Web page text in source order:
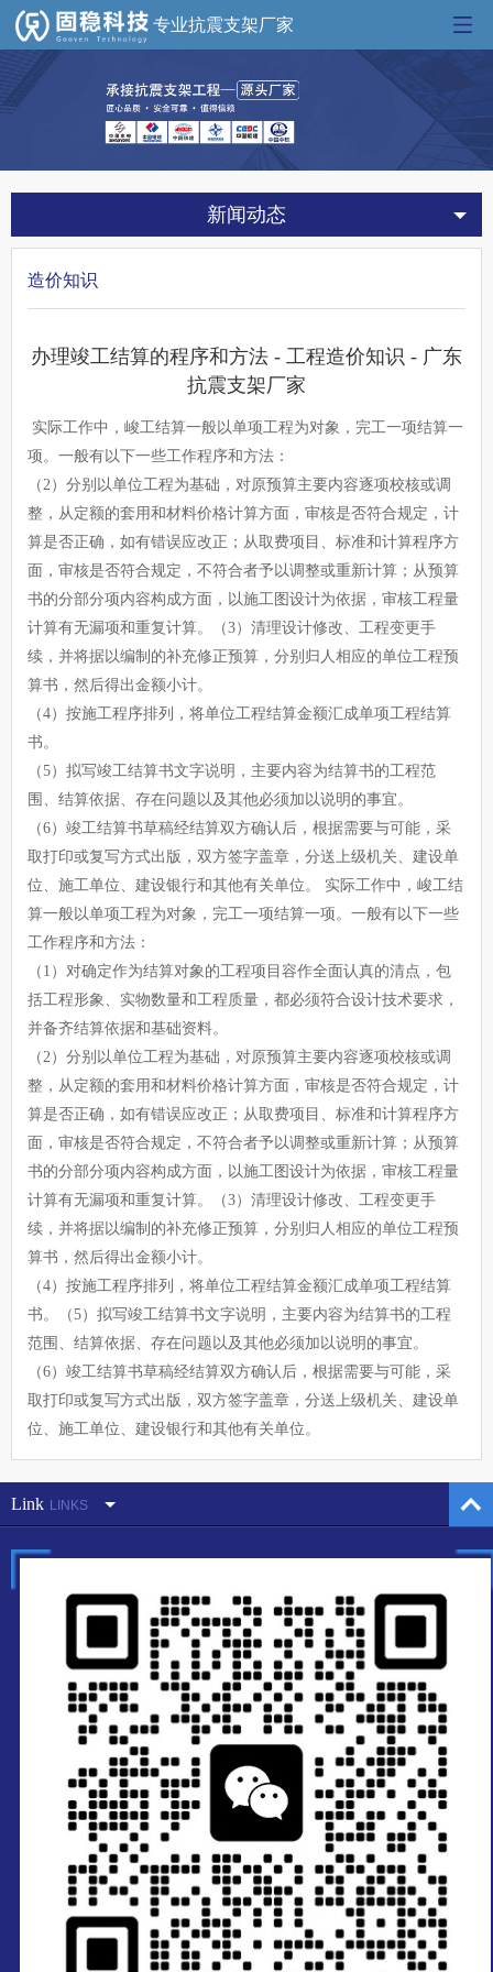
专业抗震支架厂家
新闻动态
造价知识
办理竣工结算的程序和方法 - 工程造价知识 - 广东
抗震支架厂家
实际工作中，峻工结算一般以单项工程为对象，完工一项结算一
项。一般有以下一些工作程序和方法：
（2）分别以单位工程为基础，对原预算主要内容逐项校核或调
整，从定额的套用和材料价格计算方面，审核是否符合规定，计
算是否正确，如有错误应改正；从取费项目、标准和计算程序方
面，审核是否符合规定，不符合者予以调整或重新计算；从预算
书的分部分项内容构成方面，以施工图设计为依据，审核工程量
计算有无漏项和重复计算。（3）清理设计修改、工程变更手
续，并将据以编制的补充修正预算，分别归人相应的单位工程预
算书，然后得出金额小计。
（4）按施工程序排列，将单位工程结算金额汇成单项工程结算
书。
（5）拟写竣工结算书文字说明，主要内容为结算书的工程范
围、结算依据、存在问题以及其他必须加以说明的事宜。
（6）竣工结算书草稿经结算双方确认后，根据需要与可能，采
取打印或复写方式出版，双方签字盖章，分送上级机关、建设单
位、施工单位、建设银行和其他有关单位。 实际工作中，峻工结
算一般以单项工程为对象，完工一项结算一项。一般有以下一些
工作程序和方法：
（1）对确定作为结算对象的工程项目容作全面认真的清点，包
括工程形象、实物数量和工程质量，都必须符合设计技术要求，
并备齐结算依据和基础资料。
（2）分别以单位工程为基础，对原预算主要内容逐项校核或调
整，从定额的套用和材料价格计算方面，审核是否符合规定，计
算是否正确，如有错误应改正；从取费项目、标准和计算程序方
面，审核是否符合规定，不符合者予以调整或重新计算；从预算
书的分部分项内容构成方面，以施工图设计为依据，审核工程量
计算有无漏项和重复计算。（3）清理设计修改、工程变更手
续，并将据以编制的补充修正预算，分别归人相应的单位工程预
算书，然后得出金额小计。
（4）按施工程序排列，将单位工程结算金额汇成单项工程结算
书。（5）拟写竣工结算书文字说明，主要内容为结算书的工程
范围、结算依据、存在问题以及其他必须加以说明的事宜。
（6）竣工结算书草稿经结算双方确认后，根据需要与可能，采
取打印或复写方式出版，双方签字盖章，分送上级机关、建设单
位、施工单位、建设银行和其他有关单位。
Link LINKS